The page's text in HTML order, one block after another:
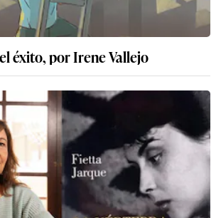
éxito, por Irene Vallejo